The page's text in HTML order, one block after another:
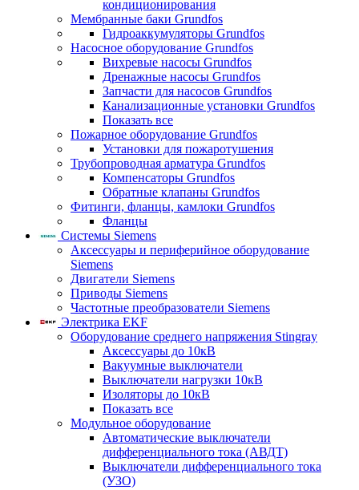
кондиционирования
Мембранные баки Grundfos
Гидроаккумуляторы Grundfos
Насосное оборудование Grundfos
Вихревые насосы Grundfos
Дренажные насосы Grundfos
Запчасти для насосов Grundfos
Канализационные установки Grundfos
Показать все
Пожарное оборудование Grundfos
Установки для пожаротушения
Трубопроводная арматура Grundfos
Компенсаторы Grundfos
Обратные клапаны Grundfos
Фитинги, фланцы, камлоки Grundfos
Фланцы
Системы Siemens
Аксессуары и периферийное оборудование
Siemens
Двигатели Siemens
Приводы Siemens
Частотные преобразователи Siemens
Электрика EKF
Оборудование среднего напряжения Stingray
Аксессуары до 10кВ
Вакуумные выключатели
Выключатели нагрузки 10кВ
Изоляторы до 10кВ
Показать все
Модульное оборудование
Автоматические выключатели
дифференциального тока (АВДТ)
Выключатели дифференциального тока
(УЗО)